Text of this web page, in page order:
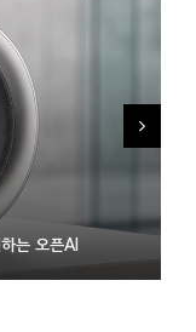
는 오픈AI
바꾼 밸브
구글 어시스턴트